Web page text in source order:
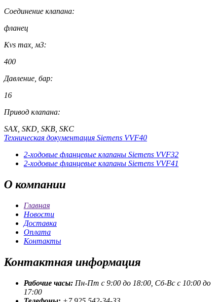
Соединение клапана:
фланец
Kvs max, м3:
400
Давление, бар:
16
Привод клапана:
SAX, SKD, SKB, SKC
Техническая документация Siemens VVF40
2-ходовые фланцевые клапаны Siemens VVF32
2-ходовые фланцевые клапаны Siemens VVF41
О компании
Главная
Новости
Доставка
Оплата
Контакты
Контактная информация
Рабочие часы: Пн-Пт с 9:00 до 18:00, Сб-Вс с 10:00 до
17:00